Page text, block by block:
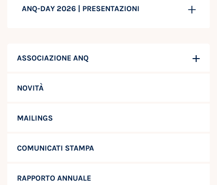
ASSOCIAZIONE ANQ
NOVITÀ
MAILINGS
COMUNICATI STAMPA
RAPPORTO ANNUALE
ANQ-DAY 2026 | PRESENTAZIONI